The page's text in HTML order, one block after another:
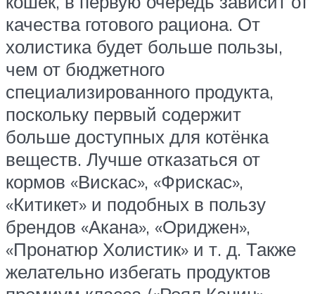
качества готового рациона. От
холистика будет больше пользы,
чем от бюджетного
специализированного продукта,
поскольку первый содержит
больше доступных для котёнка
веществ. Лучше отказаться от
кормов «Вискас», «Фрискас»,
«Китикет» и подобных в пользу
брендов «Акана», «Ориджен»,
«Пронатюр Холистик» и т. д. Также
желательно избегать продуктов